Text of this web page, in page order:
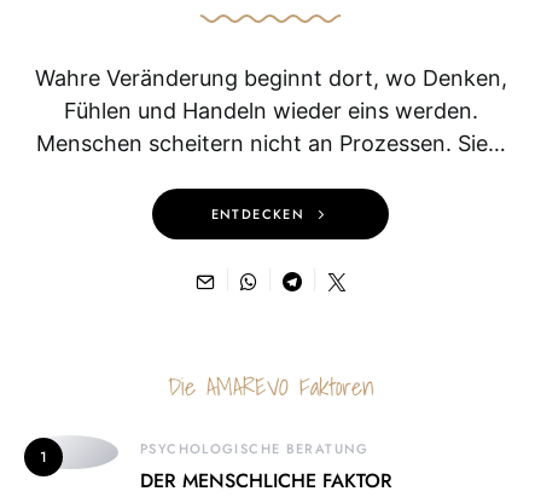
Wahre Veränderung beginnt dort, wo Denken,
Fühlen und Handeln wieder eins werden.
Menschen scheitern nicht an Prozessen. Sie…
ENTDECKEN
Die AMAREVO Faktoren
1 PSYCHOLOGISCHE BERATUNG
DER MENSCHLICHE FAKTOR